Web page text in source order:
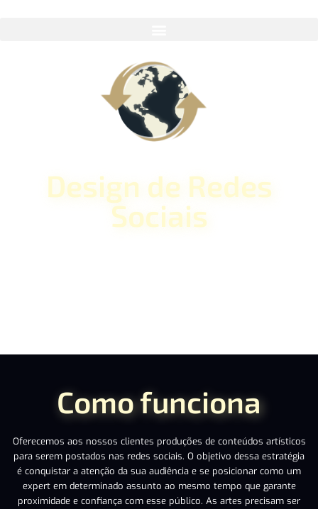
Design de Redes
Sociais
Como funciona
Oferecemos aos nossos clientes produções de conteúdos artísticos
para serem postados nas redes sociais. O objetivo dessa estratégia
é conquistar a atenção da sua audiência e se posicionar como um
expert em determinado assunto ao mesmo tempo que garante
proximidade e confiança com esse público. As artes precisam ser